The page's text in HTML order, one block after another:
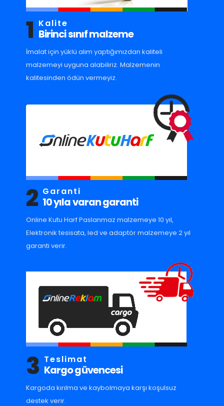
1 Kalite
Birinci sınıf malzeme
İmalat için yüklü alım yaptığımızdan kaliteli
malzemeyi uyguna alabiliriz. Malzemenin
kalitesinden ödün vermeyiz.
2 Garanti
10 yıla varan garanti
Online Kutu Harf Paslanmaz malzemeye 10 yıl,
Elektronik tesisata, led ve adaptör malzemeye 2 yıl
garanti verir.
3 Teslimat
Kargo güvencesi
Kargoda kırılma ve kaybolmaya karşı koşulsuz
destek verir.